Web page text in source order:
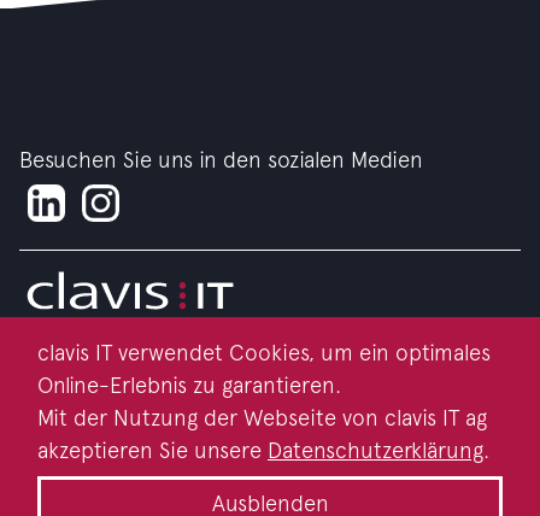
Besuchen Sie uns in den sozialen Medien
Impressum
Datenschutz
Kontakt
clavis IT verwendet Cookies, um ein optimales
Online-Erlebnis zu garantieren.
Mit der Nutzung der Webseite von clavis IT ag
akzeptieren Sie unsere Datenschutzerklärung.
Ausblenden